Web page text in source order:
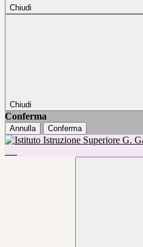
Chiudi
Chiudi
Conferma
Annulla Conferma